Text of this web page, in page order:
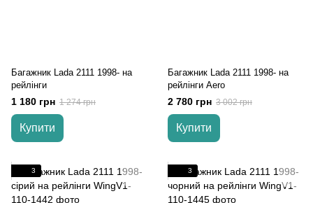
Багажник Lada 2111 1998- на
рейлінги
1 180 грн 1 274 грн
Купити
Багажник Lada 2111 1998- на
рейлінги Aero
2 780 грн 3 002 грн
Купити
3 3